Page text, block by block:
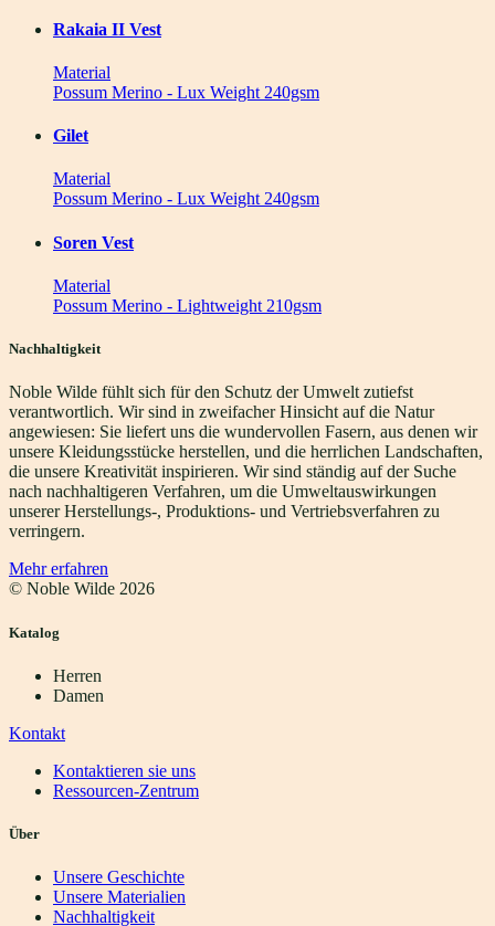
Rakaia II Vest
Material
Possum Merino - Lux Weight 240gsm
Gilet
Material
Possum Merino - Lux Weight 240gsm
Soren Vest
Material
Possum Merino - Lightweight 210gsm
Nachhaltigkeit
Noble Wilde fühlt sich für den Schutz der Umwelt zutiefst
verantwortlich. Wir sind in zweifacher Hinsicht auf die Natur
angewiesen: Sie liefert uns die wundervollen Fasern, aus denen wir
unsere Kleidungsstücke herstellen, und die herrlichen Landschaften,
die unsere Kreativität inspirieren. Wir sind ständig auf der Suche
nach nachhaltigeren Verfahren, um die Umweltauswirkungen
unserer Herstellungs-, Produktions- und Vertriebsverfahren zu
verringern.
Mehr erfahren
© Noble Wilde 2026
Katalog
Herren
Damen
Kontakt
Kontaktieren sie uns
Ressourcen-Zentrum
Über
Unsere Geschichte
Unsere Materialien
Nachhaltigkeit